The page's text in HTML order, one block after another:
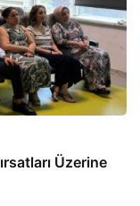
Üzerine